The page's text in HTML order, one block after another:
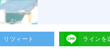
リツィート ラインを